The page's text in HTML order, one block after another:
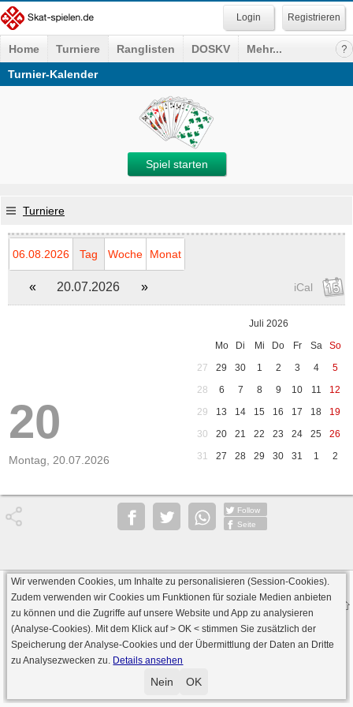
Registrieren
Home Turniere Ranglisten DOSKV
Mehr...
Turnier-Kalender
Spiel starten
Turniere
06.08.2026 Tag Woche Monat
« 20.07.2026 » iCal
20
Montag, 20.07.2026
Juli 2026
Mo
Di Mi Do Fr Sa
So
27
29 30 1 2 3 4
5
28
6 7 8 9 10 11
12
29
13 14 15 16 17 18
19
30
20 21 22 23 24 25
26
31
27 28 29 30 31 1 2
Follow
Seite
· Serverversion: 2026 6.241 · registrierte Spieler: 501.031 ·
Online Skat Server: 142 (private Server:136)
Wir verwenden Cookies, um Inhalte zu personalisieren (Session-Cookies).
Zudem verwenden wir Cookies um Funktionen für soziale Medien anbieten
zu können und die Zugriffe auf unsere Website und App zu analysieren
(Analyse-Cookies). Mit dem Klick auf> OK < stimmen Sie zusätzlich der
Speicherung der Analyse-Cookies und der Übermittlung der Daten an Dritte
zu Analysezwecken zu. Details ansehen
Nein OK